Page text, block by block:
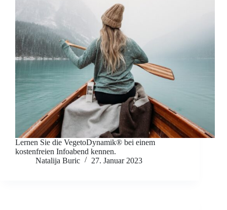
Lernen Sie die VegetoDynamik® bei einem
kostenfreien Infoabend kennen.
Natalija Buric
27. Januar 2023